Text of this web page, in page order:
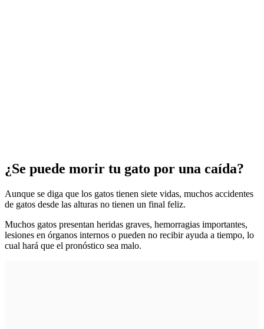
¿Se puede morir tu gato por una caída?
Aunque se diga que los gatos tienen siete vidas, muchos accidentes
de gatos desde las alturas no tienen un final feliz.
Muchos gatos presentan heridas graves, hemorragias importantes,
lesiones en órganos internos o pueden no recibir ayuda a tiempo, lo
cual hará que el pronóstico sea malo.